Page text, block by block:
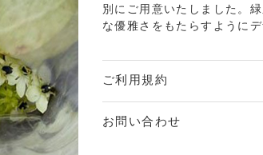
別にご用意いたしました。
な優雅さをもたらすように
ご利用規約
お問い合わせ